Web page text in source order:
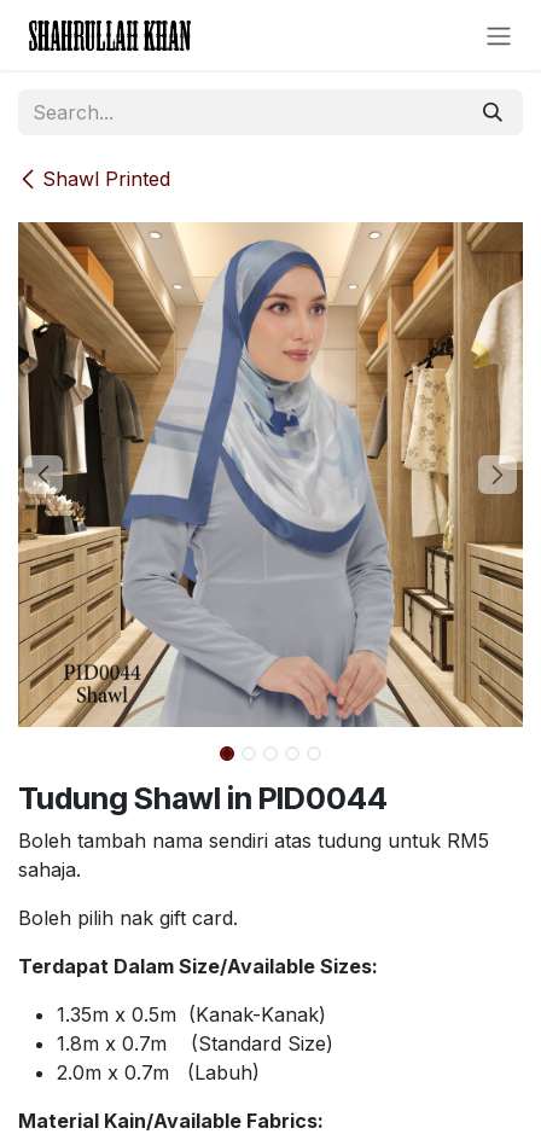
Shawl Printed
Tudung Shawl in PID0044
Boleh tambah nama sendiri atas tudung untuk RM5
sahaja.
Boleh pilih nak gift card.
Terdapat Dalam Size/Available Sizes:
1.35m x 0.5m (Kanak-Kanak)
1.8m x 0.7m (Standard Size)
2.0m x 0.7m (Labuh)
Material Kain/Available Fabrics: